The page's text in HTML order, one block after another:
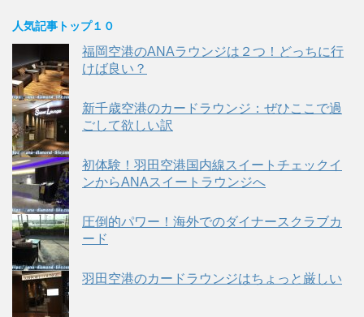
人気記事トップ１０
福岡空港のANAラウンジは２つ！どっちに行
けば良い？
新千歳空港のカードラウンジ：ぜひここで過
ごして欲しい訳
初体験！羽田空港国内線スイートチェックイ
ンからANAスイートラウンジへ
圧倒的パワー！海外でのダイナースクラブカ
ード
羽田空港のカードラウンジはちょっと厳しい